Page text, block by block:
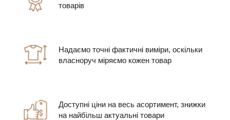
товарів
Надаємо точні фактичні виміри, оскільки
власноруч міряємо кожен товар
Доступні ціни на весь асортимент, знижки
на найбільш актуальні товари